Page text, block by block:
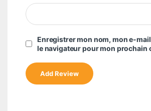
Enregistrer mon nom, mon e-
le navigateur pour mon prochain